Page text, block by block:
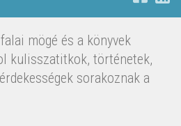
mögé és a könyvek
kulisszatitkok, történetek,
sorakoznak a